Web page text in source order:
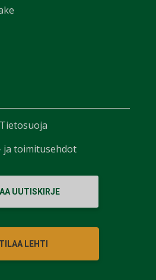
UUTISKIRJE
TILAA LEHTI
Tietosuoja
ja toimitusehdot